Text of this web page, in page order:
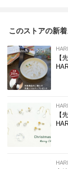
このストアの新
【
【